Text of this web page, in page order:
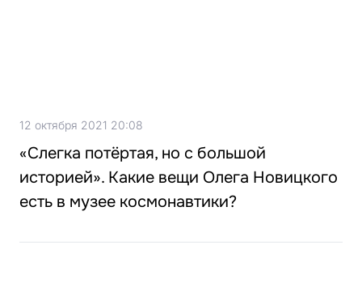
12 октября 2021 20:08
«Слегка потёртая, но с большой
историей». Какие вещи Олега Новицкого
есть в музее космонавтики?